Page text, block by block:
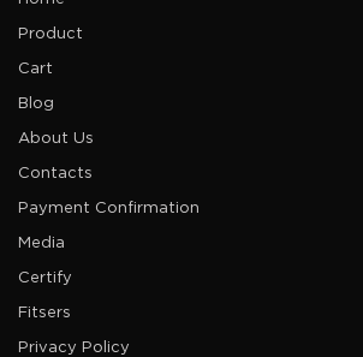
Product
Cart
Blog
About Us
Contacts
Payment Confirmation
Media
Certify
Fitsers
Privacy Policy